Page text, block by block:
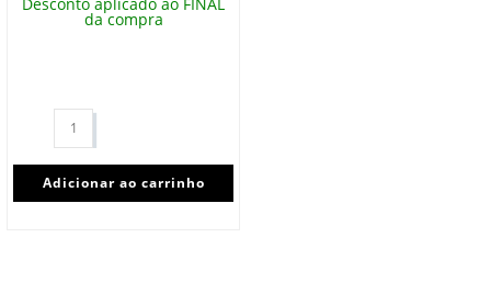
da compra
Adicionar ao carrinho